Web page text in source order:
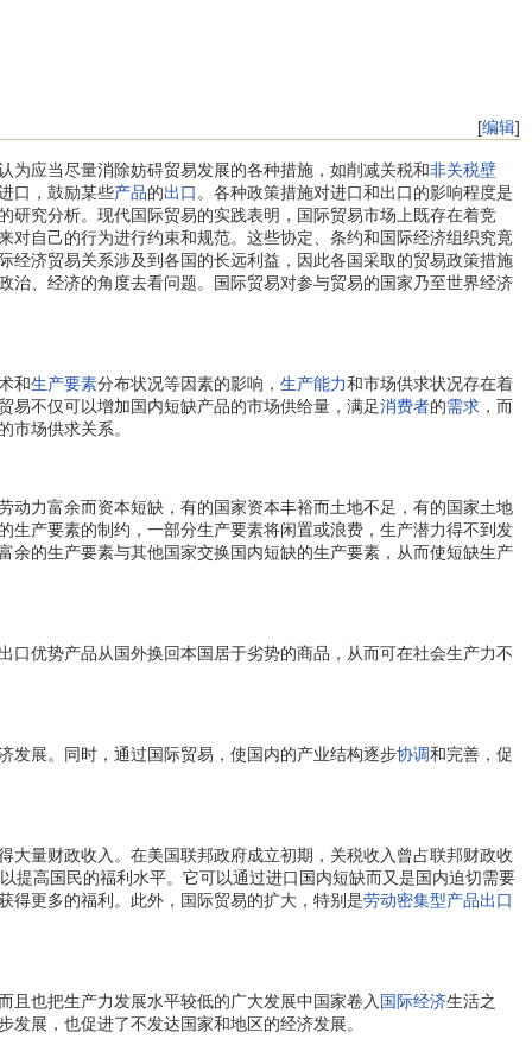
[编辑]
应当尽量消除妨碍贸易发展的各种措施，如削减关税和非关税壁
口，鼓励某些产品的出口。各种政策措施对进口和出口的影响程度是
究分析。现代国际贸易的实践表明，国际贸易市场上既存在着竞
自己的行为进行约束和规范。这些协定、条约和国际经济组织究竟
济贸易关系涉及到各国的长远利益，因此各国采取的贸易政策措施
治、经济的角度去看问题。国际贸易对参与贸易的国家乃至世界经济
和生产要素分布状况等因素的影响， 生产能力和市场供求状况存在着
易不仅可以增加国内短缺产品的市场供给量，满足消费者的需求 ，而
市场供求关系。
力富余而资本短缺，有的国家资本丰裕而土地不足，有的国家土地
产要素的制约，一部分生产要素将闲置或浪费，生产潜力得不到发
余的生产要素与其他国家交换国内短缺的生产要素，从而使短缺生产
优势产品从国外换回本国居于劣势的商品，从而可在社会生产力不
发展。同时，通过国际贸易，使国内的产业结构逐步协调和完善，促
大量财政收入。在美国联邦政府成立初期，关税收入曾占联邦财政收
提高国民的福利水平。它可以通过进口国内短缺而又是国内迫切需要
得更多的福利。此外，国际贸易的扩大，特别是劳动密集型产品出口
且也把生产力发展水平较低的广大发展中国家卷入 国际经济生活之
发展，也促进了不发达国家和地区的经济发展。